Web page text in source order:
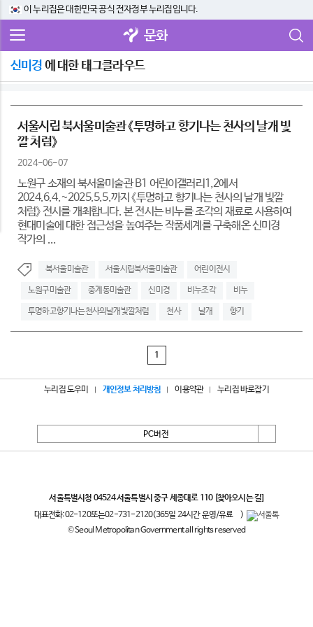
이 누리집은 대한민국 공식 전자정부 누리집입니다.
문화
신미경 에 대한 태그클라우드
서울시립 북서울미술관 《투명하고 향기나는 천사의 날개 빛
깔 처럼》
2024-06-07
노원구 소재의 북서울미술관 B1 어린이갤러리1,2에서
2024.6.4.~2025.5.5.까지 《투명하고 향기나는 천사의 날개 빛깔
처럼》 전시를 개최합니다. 본 전시는 비누를 조각의 재료로 사용하여
현대미술에 대한 접근성을 높여주는 작품세계를 구축해온 신미경
작가의 ...
북서울미술관 서울시립북서울미술관 어린이전시
노원구미술관 중계동미술관 신미경 비누조각 비누
투명하고향기나는천사의날개빛깔처럼 천사 날개 향기
1
누리집 도우미 개인정보 처리방침 이용약관 누리집 바로잡기
PC버전
서울특별시청 04524 서울특별시 중구 세종대로 110 [찾아오시는 길]
대표전화:02-120또는02-731-2120(365일 24시간 운영/유료
)
© Seoul Metropolitan Government all rights reserved